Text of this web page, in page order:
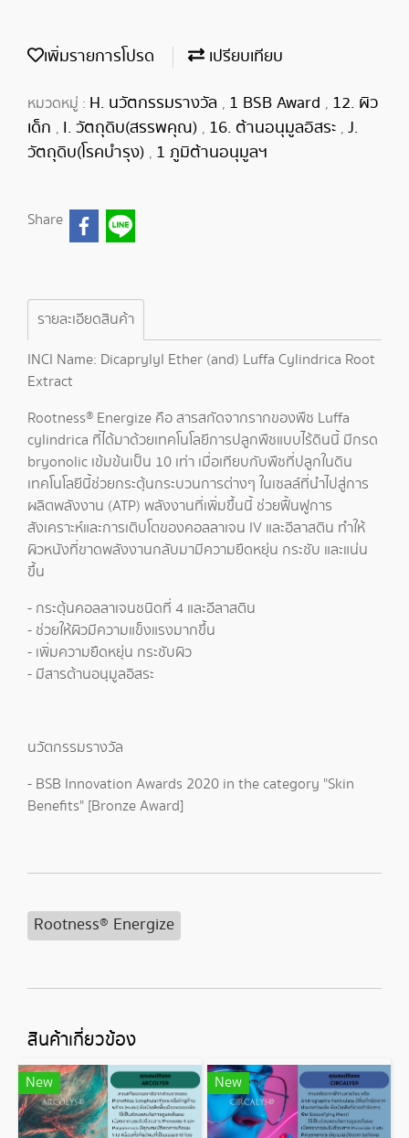
เพิ่มรายการโปรด เปรียบเทียบ
หมวดหมู่ : H. นวัตกรรมรางวัล , 1 BSB Award , 12. ผิว
เด็ก , I. วัตถุดิบ(สรรพคุณ) , 16. ต้านอนุมูลอิสระ , J.
วัตถุดิบ(โรคบำรุง) , 1 ภูมิต้านอนุมูลฯ
Share
รายละเอียดสินค้า
INCI Name: Dicaprylyl Ether (and) Luffa Cylindrica Root
Extract
Rootness® Energize คือ สารสกัดจากรากของพืช Luffa
cylindrica ที่ได้มาด้วยเทคโนโลยีการปลูกพืชแบบไร้ดินนี้ มีกรด
bryonolic เข้มข้นเป็น 10 เท่า เมื่อเทียบกับพืชที่ปลูกในดิน
เทคโนโลยีนี้ช่วยกระตุ้นกระบวนการต่างๆ ในเซลล์ที่นำไปสู่การ
ผลิตพลังงาน (ATP) พลังงานที่เพิ่มขึ้นนี้ ช่วยฟื้นฟูการ
สังเคราะห์และการเติบโตของคอลลาเจน IV และอีลาสติน ทำให้
ผิวหนังที่ขาดพลังงานกลับมามีความยืดหยุ่น กระชับ และแน่น
ขึ้น
- กระตุ้นคอลลาเจนชนิดที่ 4 และอีลาสติน
- ช่วยให้ผิวมีความแข็งแรงมากขึ้น
- เพิ่มความยืดหยุ่น กระชับผิว
- มีสารต้านอนุมูลอิสระ
นวัตกรรมรางวัล
- BSB Innovation Awards 2020 in the category "Skin
Benefits" [Bronze Award]
Rootness® Energize
สินค้าเกี่ยวข้อง
New New